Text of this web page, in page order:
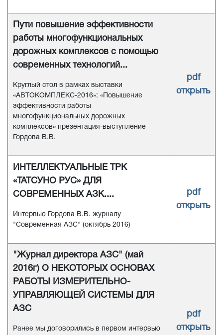
Пути повышение эффективности
работы многофункциональных
дорожных комплексов с помощью
современных технологий...
Круглый стол в рамках выставки
«АВТОКОМПЛЕКС-2016»: «Повышение
эффективности работы
многофункциональных дорожных
комплексов» презентация-выступление
Гордова В.В.
pdf
открыть
ИНТЕЛЛЕКТУАЛЬНЫЕ ТРК
«ТАТСУНО РУС» ДЛЯ
СОВРЕМЕННЫХ АЗК....
Интервью Гордова В.В. журналу
"Современная АЗС" (октябрь 2016)
pdf
открыть
"Журнал директора АЗС" (май
2016г) О НЕКОТОРЫХ ОСНОВАХ
РАБОТЫ ИЗМЕРИТЕЛЬНО-
УПРАВЛЯЮЩЕЙ СИСТЕМЫ ДЛЯ
АЗС
Ранее мы договорились в первом интервью
pdf
открыть